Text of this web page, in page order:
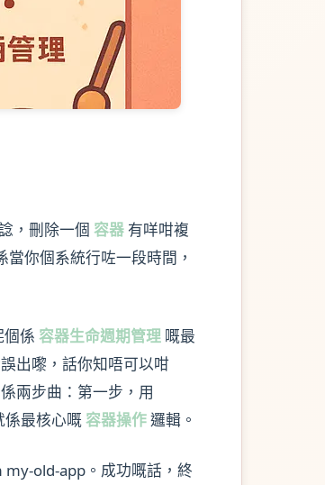
，刪除一個 容器 有咩咁複
你個系統行咗一段時間，
個係 容器生命週期管理 嘅最
出嚟，話你知唔可以咁
兩步曲：第一步，用
最核心嘅容器操作邏輯。
old-app。成功嘅話，終